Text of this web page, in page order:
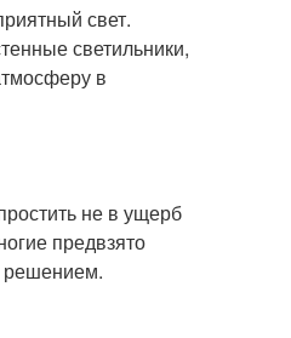
свет.
светильники,
в
не в ущерб
предвзято
решением.